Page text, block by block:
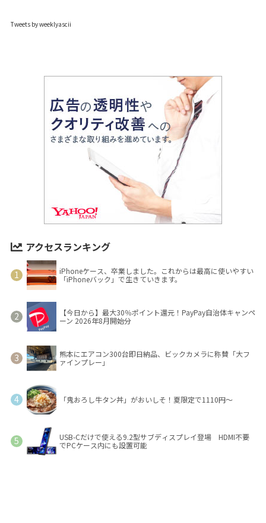
Tweets by weeklyascii
アクセスランキング
iPhoneケース、卒業しました。これからは最高に使いやすい
「iPhoneバック」で生きていきます。
【今日から】最大30％ポイント還元！PayPay自治体キャンペ
ーン 2026年8月開始分
熊本にエアコン300台即日納品、ビックカメラに称賛「大フ
ァインプレー」
「鬼おろし牛タン丼」がおいしそ！夏限定で1110円～
USB-Cだけで使える9.2型サブディスプレイ登場 HDMI不要
でPCケース内にも設置可能